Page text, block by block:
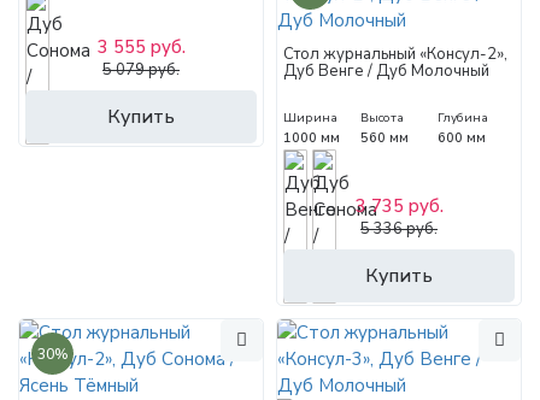
Купить
3 555 руб.
5 079 руб.
Стол журнальный «Консул-2»,
Дуб Венге / Дуб Молочный
Ширина
1000 мм
Высота
560 мм
Глубина
600 мм
Купить
3 735 руб.
5 336 руб.
30%